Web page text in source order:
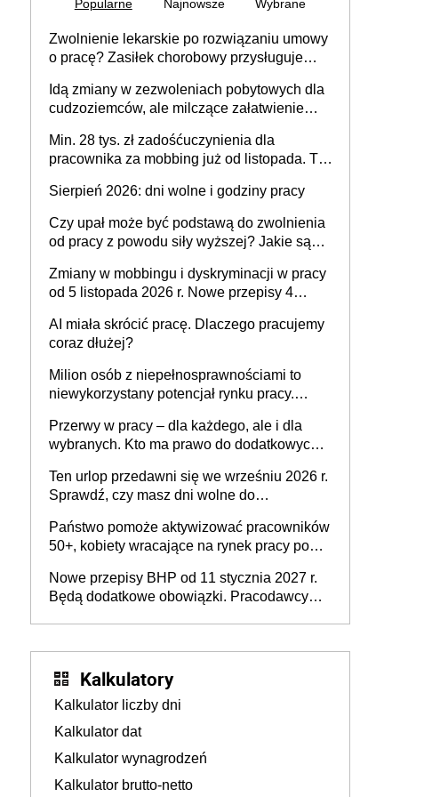
Popularne Najnowsze Wybrane
Zwolnienie lekarskie po rozwiązaniu umowy
o pracę? Zasiłek chorobowy przysługuje
dni od ustania stosunku pracy
Idą zmiany w zezwoleniach pobytowych dla
cudzoziemców, ale milczące załatwienie
Min. 28 tys. zł zadośćuczynienia dla
pracownika za mobbing już od listopada. To
zespołu
Sierpień 2026: dni wolne i godziny pracy
Czy upał może być podstawą do zwolnienia
od pracy z powodu siły wyższej? Jakie są
Zmiany w mobbingu i dyskryminacji w pracy
od 5 listopada 2026 r. Nowe przepisy 4
Ustaw
AI miała skrócić pracę. Dlaczego pracujemy
coraz dłużej?
Milion osób z niepełnosprawnościami to
niewykorzystany potencjał rynku pracy.
dofinansowań czy refundacji, ale bariery po
stronie systemu i świadomości
pracodawców [WYWIAD]
Przerwy w pracy – dla każdego, ale i dla
wybranych. Kto ma prawo do dodatkowych
Ten urlop przedawni się we wrześniu 2026 r.
Sprawdź, czy masz dni wolne do
Państwo pomoże aktywizować pracowników
50+, kobiety wracające na rynek pracy po
osoby neuroatypowe. Powstanie Fundusz
na rzecz Inkluzywności w Zatrudnianiu?
Nowe przepisy BHP od 11 stycznia 2027 r.
Będą dodatkowe obowiązki. Pracodawcy
Kalkulatory
Kalkulator liczby dni
Kalkulator dat
Kalkulator wynagrodzeń
Kalkulator brutto-netto